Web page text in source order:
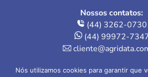
Nossos contatos:
(44) 3262-0730
(44) 99972-
Onde estamos:
Nós utilizamos cookies para garantir que